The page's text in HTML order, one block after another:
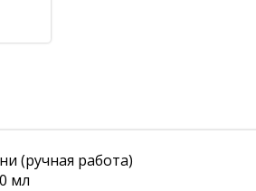
(ручная работа)
мл